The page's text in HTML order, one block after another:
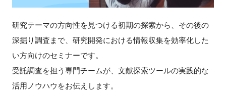
インタビュー・コラム
ニュース・掲示板
LINK-Jを知る
研究テーマの方向性を見つける初期の探索から、その後の
深掘り調査まで、研究開発における情報収集を効率化した
い方向けのセミナーです。
受託調査を担う専門チームが、文献探索ツールの実践的な
活用ノウハウをお伝えします。